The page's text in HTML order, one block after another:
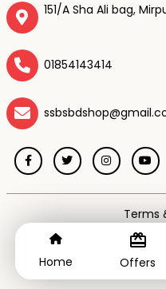
Home
card_giftcard
Offers
151/A Sha Ali bag,
01854143414
Terms
Return
2026 All Rights